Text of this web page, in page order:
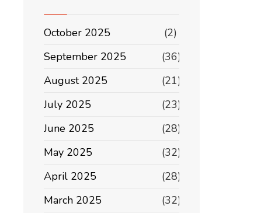
October 2025
(2)
September 2025
(36)
August 2025
(21)
July 2025
(23)
June 2025
(28)
May 2025
(32)
April 2025
(28)
March 2025
(32)